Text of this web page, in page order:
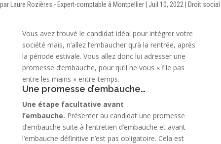
par Laure Rozières - Expert-comptable à Montpellier Juil 10, 2022 Droit social
Vous avez trouvé le candidat idéal pour intégrer votre
société mais, n’allez l’embaucher qu’à la rentrée, après
la période estivale. Vous allez donc lui adresser une
promesse d’embauche, pour qu’il ne vous « file pas
entre les mains » entre-temps.
Une promesse d’embauche…
Une étape facultative avant
l’embauche. Présenter au candidat une promesse
d’embauche suite à l’entretien d’embauche et avant
l’embauche définitive n’est pas obligatoire. Cela est